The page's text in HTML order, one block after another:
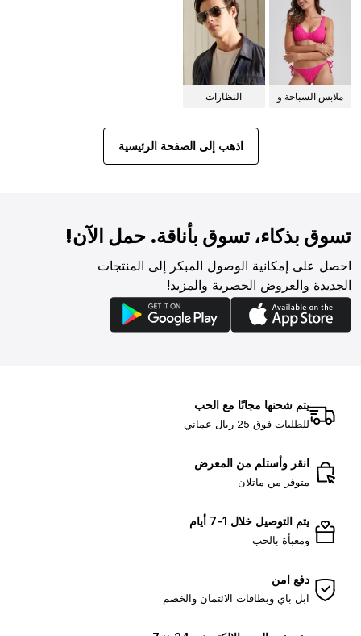
ملابس السباحة و
النظارات
اذهب إلى الصفحة الرئيسية
تسوق بذكاء، تسوق بأناقة. حمل الآن!
احصل على إمكانية الوصول المبكر إلى المنتجات
الجديدة والعروض الحصرية والمزيد!
يتم شحنها مجانًا مع الحب
للطلبات فوق 25 ريال عماني
انقر وأستلم من المعرض
متوفر من ماتلان
يتم التوصيل خلال 1-7 أيام
ومعبأة بالحب
دفع امن
ابل باي وبطاقات الائتمان والخصم